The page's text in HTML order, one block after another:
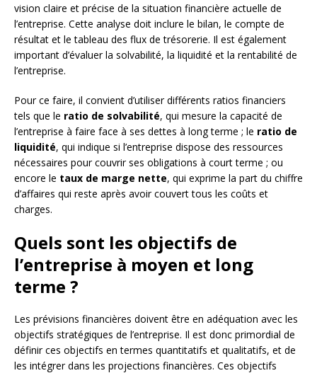
vision claire et précise de la situation financière actuelle de
l’entreprise. Cette analyse doit inclure le bilan, le compte de
résultat et le tableau des flux de trésorerie. Il est également
important d’évaluer la solvabilité, la liquidité et la rentabilité de
l’entreprise.
Pour ce faire, il convient d’utiliser différents ratios financiers
tels que le ratio de solvabilité, qui mesure la capacité de
l’entreprise à faire face à ses dettes à long terme ; le ratio de
liquidité, qui indique si l’entreprise dispose des ressources
nécessaires pour couvrir ses obligations à court terme ; ou
encore le taux de marge nette, qui exprime la part du chiffre
d’affaires qui reste après avoir couvert tous les coûts et
charges.
Quels sont les objectifs de
l’entreprise à moyen et long
terme ?
Les prévisions financières doivent être en adéquation avec les
objectifs stratégiques de l’entreprise. Il est donc primordial de
définir ces objectifs en termes quantitatifs et qualitatifs, et de
les intégrer dans les projections financières. Ces objectifs